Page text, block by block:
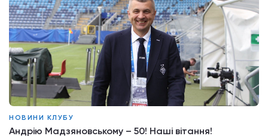
НОВИНИ КЛУБУ
Андрію Мадзяновському – 50! Наші вітання!